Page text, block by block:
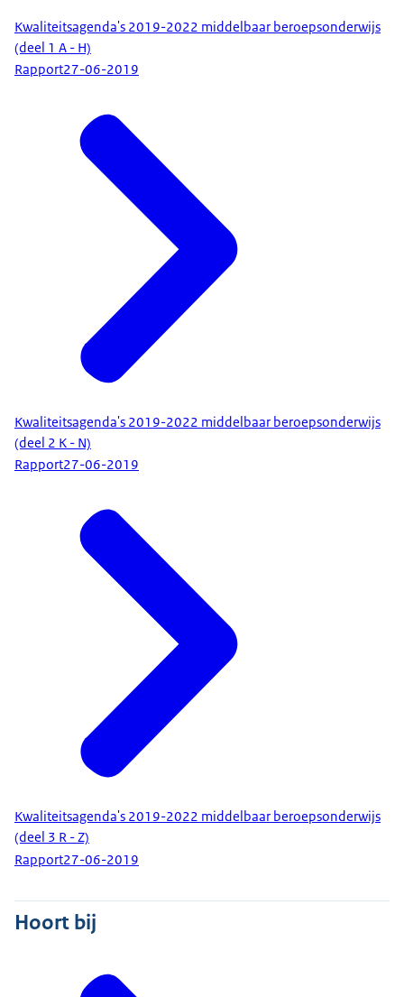
Kwaliteitsagenda's 2019-2022 middelbaar beroepsonderwijs
(deel 1 A - H)
Rapport27-06-2019
Kwaliteitsagenda's 2019-2022 middelbaar beroepsonderwijs
(deel 2 K - N)
Rapport27-06-2019
Kwaliteitsagenda's 2019-2022 middelbaar beroepsonderwijs
(deel 3 R - Z)
Rapport27-06-2019
Hoort bij